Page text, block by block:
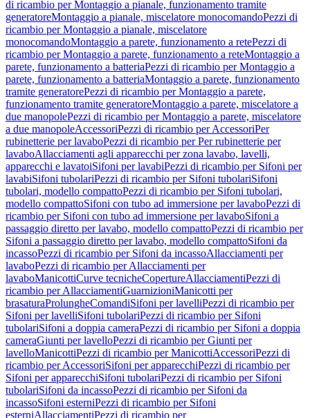
di ricambio per Montaggio a pianale, funzionamento tramite
generatoreMontaggio a pianale, miscelatore monocomandoPezzi di
ricambio per Montaggio a pianale, miscelatore
monocomandoMontaggio a parete, funzionamento a retePezzi di
ricambio per Montaggio a parete, funzionamento a reteMontaggio a
parete, funzionamento a batteriaPezzi di ricambio per Montaggio a
parete, funzionamento a batteriaMontaggio a parete, funzionamento
tramite generatorePezzi di ricambio per Montaggio a parete,
funzionamento tramite generatoreMontaggio a parete, miscelatore a
due manopolePezzi di ricambio per Montaggio a parete, miscelatore
a due manopoleAccessoriPezzi di ricambio per AccessoriPer
rubinetterie per lavaboPezzi di ricambio per Per rubinetterie per
lavaboAllacciamenti agli apparecchi per zona lavabo, lavelli,
apparecchi e lavatoiSifoni per lavabiPezzi di ricambio per Sifoni per
lavabiSifoni tubolariPezzi di ricambio per Sifoni tubolariSifoni
tubolari, modello compattoPezzi di ricambio per Sifoni tubolari,
modello compattoSifoni con tubo ad immersione per lavaboPezzi di
ricambio per Sifoni con tubo ad immersione per lavaboSifoni a
passaggio diretto per lavabo, modello compattoPezzi di ricambio per
Sifoni a passaggio diretto per lavabo, modello compattoSifoni da
incassoPezzi di ricambio per Sifoni da incassoAllacciamenti per
lavaboPezzi di ricambio per Allacciamenti per
lavaboManicottiCurve tecnicheCopertureAllacciamentiPezzi di
ricambio per AllacciamentiGuarnizioniManicotti per
brasaturaProlungheComandiSifoni per lavelliPezzi di ricambio per
Sifoni per lavelliSifoni tubolariPezzi di ricambio per Sifoni
tubolariSifoni a doppia cameraPezzi di ricambio per Sifoni a doppia
cameraGiunti per lavelloPezzi di ricambio per Giunti per
lavelloManicottiPezzi di ricambio per ManicottiAccessoriPezzi di
ricambio per AccessoriSifoni per apparecchiPezzi di ricambio per
Sifoni per apparecchiSifoni tubolariPezzi di ricambio per Sifoni
tubolariSifoni da incassoPezzi di ricambio per Sifoni da
incassoSifoni esterniPezzi di ricambio per Sifoni
esterniAllacciamentiPezzi di ricambio per